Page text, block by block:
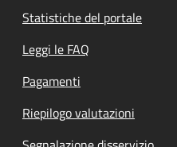
Statistiche del portale
Leggi le FAQ
Pagamenti
Riepilogo valutazioni